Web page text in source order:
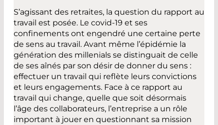
S’agissant des retraites, la question du rapport au
travail est posée. Le covid-19 et ses
confinements ont engendré une certaine perte
de sens au travail. Avant même l’épidémie la
génération des millenials se distinguait de celle
de ses aînés par son désir de donner du sens :
effectuer un travail qui reflète leurs convictions
et leurs engagements. Face à ce rapport au
travail qui change, quelle que soit désormais
l’âge des collaborateurs, l’entreprise a un rôle
important à jouer en questionnant sa mission